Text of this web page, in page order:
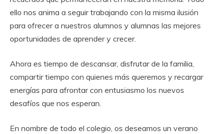
ello nos anima a seguir trabajando con la misma ilusión
para ofrecer a nuestros alumnos y alumnas las mejores
oportunidades de aprender y crecer.
Ahora es tiempo de descansar, disfrutar de la familia,
compartir tiempo con quienes más queremos y recargar
energías para afrontar con entusiasmo los nuevos
desafíos que nos esperan.
En nombre de todo el colegio, os deseamos un verano